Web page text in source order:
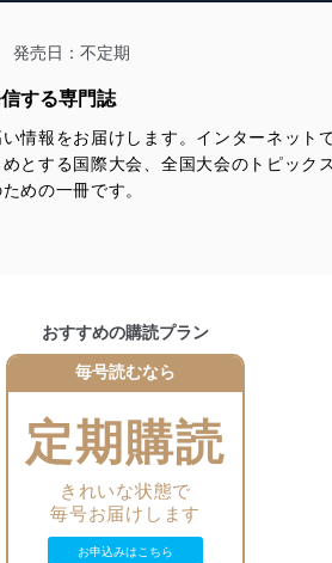
めに、下記セキュリティ対策をはじめ
す。
（ユーザーアカウント制御）により、個
います。
ングシステムを最新の状態に保持していま
対策ソフトウェア等を導入し、自動更新
ルを送信する場合に、当該ファイルへの
発売日：不定期
する専門誌
情報をお届けします。インターネット
とする国際大会、全国大会のトピック
めの一冊です。
おすすめの購読プラン
毎号読むなら
定期購読
きれいな状態で
毎号お届けします
お申込みはこちら